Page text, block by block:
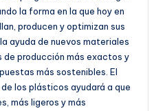
la forma en la que hoy en
producen y optimizan sus
ayuda de nuevos materiales
producción más exactos y
más sostenibles. El
los plásticos ayudará a que
más ligeros y más